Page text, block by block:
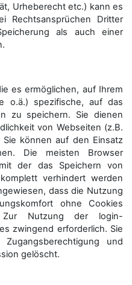
Urheberecht etc.) kann es
Rechtsansprüchen Dritter
als auch einer
es ermöglichen, auf Ihrem
o.ä.) spezifische, auf das
zu speichern. Sie dienen
von Webseiten (z.B.
können auf den Einsatz
Die meisten Browser
der das Speichern von
verhindert werden
dass die Nutzung
ohne Cookies
Zur Nutzung der login-
zwingend erforderlich. Sie
und
gelöscht.